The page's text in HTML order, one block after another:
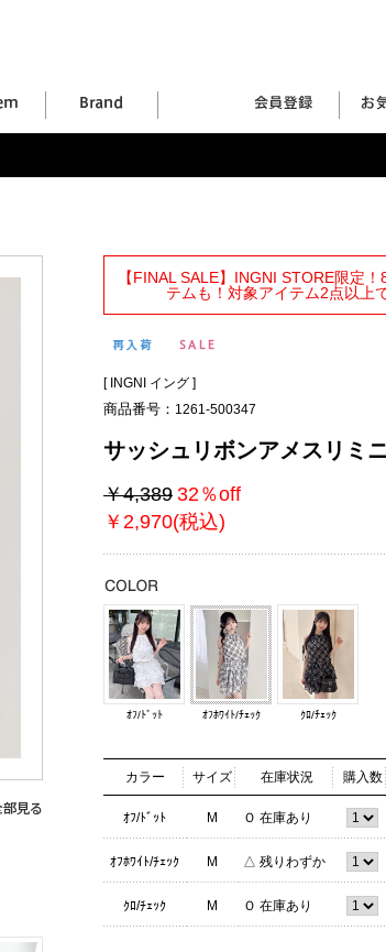
【FINAL SALE】INGNI STORE限定
テムも！対象アイテム2点以上
[ INGNI イング ]
商品番号： 1261-500347
サッシュリボンアメスリミ
￥4,389 32％off
￥2,970(税込)
ｵﾌ/ﾄﾞｯﾄ ｵﾌﾎﾜｲﾄ/ﾁｪｯｸ ｸﾛ/ﾁｪｯｸ
カラー サイズ 在庫状況 購入数
ｵﾌ/ﾄﾞｯﾄ M Ｏ 在庫あり
ｵﾌﾎﾜｲﾄ/ﾁｪｯｸ M △ 残りわずか
ｸﾛ/ﾁｪｯｸ M Ｏ 在庫あり